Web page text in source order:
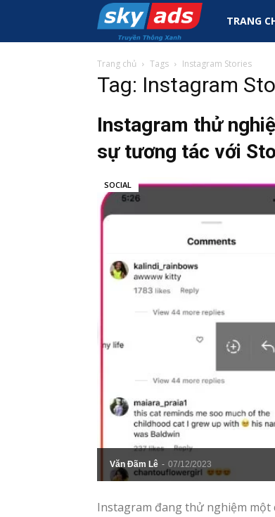
Sky
Ads
Tin
Tức
TRANG
Trang chủ Tags Instagram Stories
Tag: Instagram
Instagram thử
sự tương tác với
Văn Đãm Lê - 07/12/2023
SOCIAL
Instagram đang thử nghiệm một